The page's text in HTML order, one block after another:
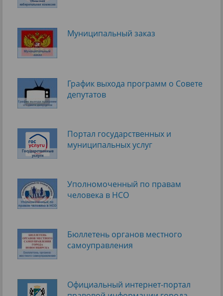
Муниципальный заказ
График выхода программ о Cовете
депутатов
Портал государственных и
муниципальных услуг
Уполномоченный по правам
человека в НСО
Бюллетень органов местного
самоуправления
Официальный интернет-портал